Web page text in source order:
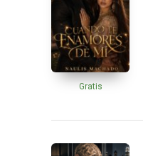
Gratis